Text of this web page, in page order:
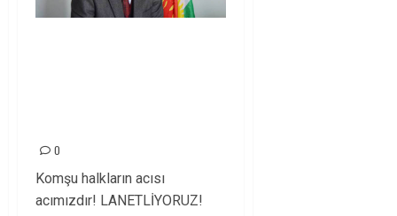
0
Komşu halkların acısı
acımızdır! LANETLİYORUZ!